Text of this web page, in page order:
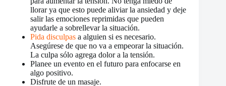
llorar ya que esto puede aliviar la ansiedad y deje
salir las emociones reprimidas que pueden
ayudarle a sobrellevar la situación.
Pida disculpas a alguien si es necesario.
Asegúrese de que no va a empeorar la situación.
La culpa sólo agrega dolor a la tensión.
Planee un evento en el futuro para enfocarse en
algo positivo.
Disfrute de un masaje.